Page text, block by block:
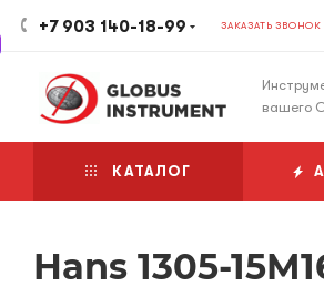
+7 903 140-18-99 ЗАКАЗАТЬ ЗВОНОК
вашего
КАТАЛОГ
Hans 1305-